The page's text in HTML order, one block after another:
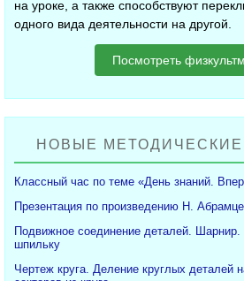
на уроке, а также способствуют
одного вида деятельности на другой.
Посмотреть
НОВЫЕ МЕТОДИЧЕСКИЕ
Классный час по теме «День знаний.
Презентация по произведению Н.
Подвижное соединение деталей.
шпильку
Чертеж круга. Деление круглых деталей